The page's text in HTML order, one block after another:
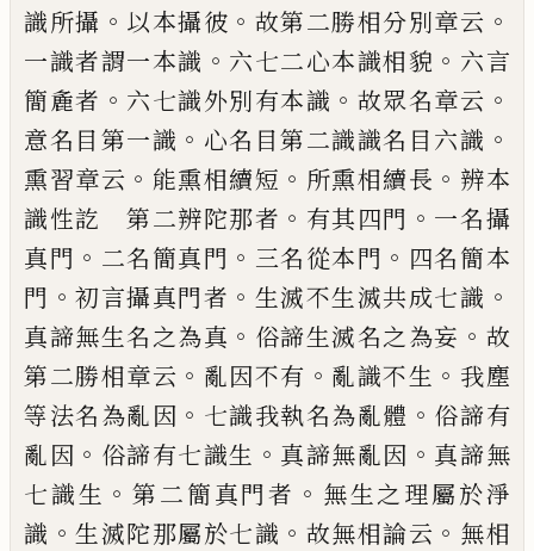
識所攝 。 以本攝彼 。 故第二勝相分別章云 。
一識者謂一本識 。 六七二心本識相貌 。 六言
簡麁者 。 六七識外別有本識 。 故眾名章云 。
意名目第一識 。 心名目第二識識名目六識 。
熏習章云 。 能熏相續短 。 所熏相續長 。 辨本
識性訖 第二辨陀那者 。 有其四門 。 一名攝
真門 。 二名簡真門 。 三名從本門 。 四名簡本
門 。初言攝真門者 。 生滅不生滅共成七識 。
真諦無生名之為真 。 俗諦生滅名之為妄 。 故
第二勝相章云 。 亂因不有 。 亂識不生 。 我塵
等法名為亂因 。 七識我執名為亂體 。 俗諦有
亂因 。 俗諦有七識生 。 真諦無亂因 。 真諦無
七識生 。第二簡真門者 。 無生之理屬於淨
識 。生滅陀那屬於七識 。 故無相論云 。 無相